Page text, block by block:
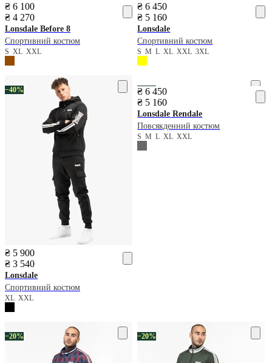
₴ 6 100
₴ 4 270
Lonsdale Before 8
Спортивний костюм
S XL XXL
₴ 6 450
₴ 5 160
Lonsdale
Спортивний костюм
SMLXLXXL3XL
−40%
₴ 5 900
₴ 3 540
Lonsdale
Спортивний костюм
XL XXL
−20%
₴ 6 450
₴ 5 160
Lonsdale Rendale
Повсякденний костюм
SMLXLXXL
−20% −20%